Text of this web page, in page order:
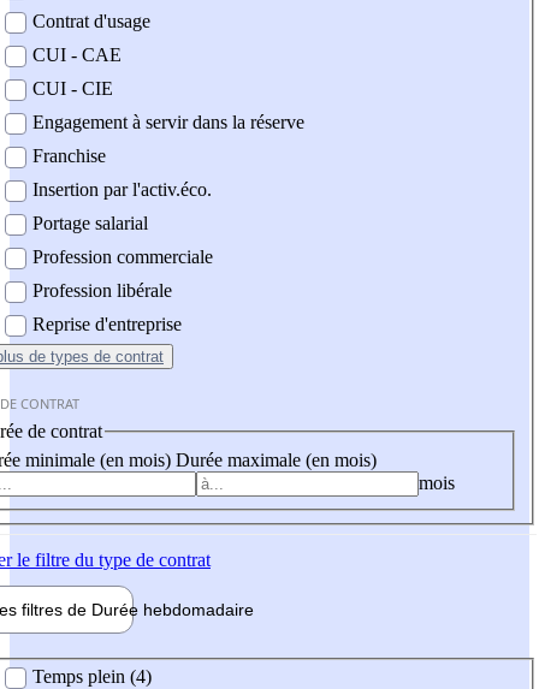
Contrat d'usage
CUI - CAE
CUI - CIE
Engagement à servir dans la réserve
Franchise
Insertion par l'activ.éco.
Portage salarial
Profession commerciale
Profession libérale
Reprise d'entreprise
de types de contrat
CONTRAT
de contrat
minimale (en mois) Durée maximale (en mois)
mois
le filtre du type de contrat
filtres de Durée hebdomadaire
Temps plein (4)